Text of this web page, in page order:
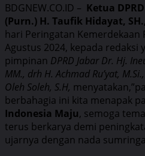
BDGNEW.CO.ID – Ketua
(Purn.) H. Taufik Hidayat,
hari Peringatan Kemerdekaan
Agustus 2024, kepada redaksi
pimpinan DPRD Jabar Dr. Hj.
MM., drh H. Achmad Ru’yat,
Oleh Soleh, S.H,
berbahagia ini kita menapak
Indonesia Maju, semoga
terus berkarya demi
ujarnya dengan nada